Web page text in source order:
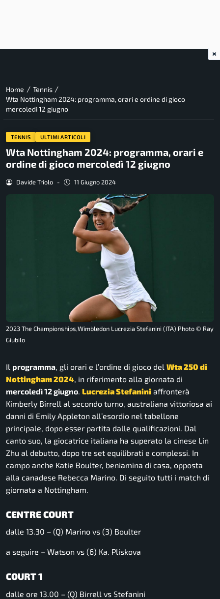
Home / Tennis /
Wta Nottingham 2024: programma, orari e ordine di gioco
mercoledì 12 giugno
TENNIS ULTIMI ARTICOLI
Wta Nottingham 2024: programma, orari e
ordine di gioco mercoledì 12 giugno
Davide Triolo - 11 Giugno 2024
2023 The Championships,Wimbledon Lucrezia Stefanini (ITA) Photo © Ray
Giubilo
Il programma , gli orari e l’ordine di gioco del Wta 250 di
Nottingham 2024 , in riferimento alla giornata di
mercoledì 12 giugno Lucrezia Stefanini affronterà
Kimberly Birrell al secondo turno, australiana vittoriosa ai
danni di Emily Appleton all’esordio nel tabellone
principale, dopo esser partita dalle qualificazioni. Dal
canto suo, la giocatrice italiana ha superato la cinese Lin
Zhu al debutto, dopo tre set equilibrati e complessi. In
campo anche Katie Boulter, beniamina di casa, opposta
alla canadese Rebecca Marino. Di seguito tutti i match di
giornata a Nottingham.
CENTRE COURT
dalle 13.30 – (Q) Marino vs (3) Boulter
a seguire – Watson vs (6) Ka. Pliskova
COURT 1
dalle ore 13.00 – (Q) Birrell vs Stefanini
×